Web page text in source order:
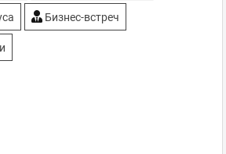
Бизнес-встреч